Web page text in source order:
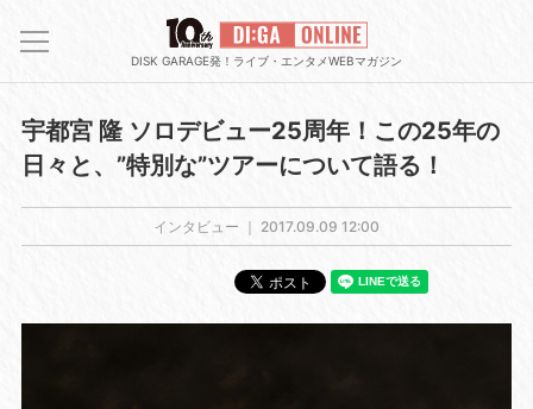
DISK GARAGE発！ライブ・エンタメWEBマガジン
宇都宮 隆 ソロデビュー25周年！この25年の
日々と、”特別な”ツアーについて語る！
インタビュー ｜ 2017.09.09 12:00